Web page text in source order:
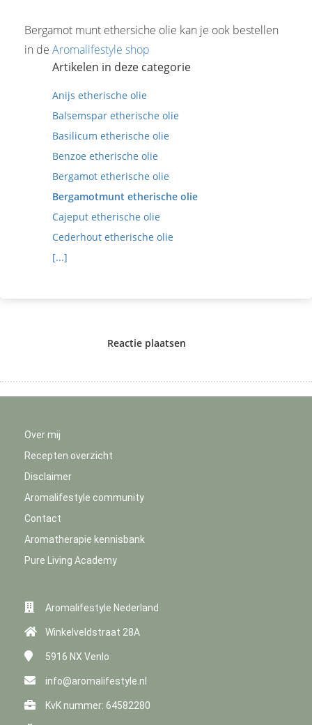
Bergamot munt ethersiche olie kan je ook bestellen
in de Aromalifestyle shop
Artikelen in deze categorie
Anijs etherische olie
Balsemspar etherische olie
Basilicum etherische olie
Benzoe etherische olie
Bergamot etherische olie
Bergamotmunt etherische olie
Cajeput etherische olie
Cederhout etherische olie
[...]
Reactie plaatsen
Over mij
Recepten overzicht
Disclaimer
Aromalifestyle community
Contact
Aromatherapie kennisbank
Pure Living Academy
Aromalifestyle Nederland
Winkelveldstraat 28A
5916 NX Venlo
info@aromalifestyle.nl
KvK nummer: 64582280